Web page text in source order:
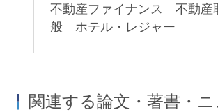
不動産ファイナンス 不動産
般 ホテル・レジャー
関連する論文・著書・